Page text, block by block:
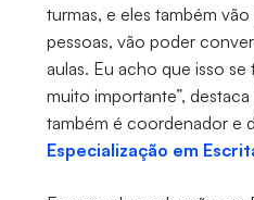
turmas, e eles também
pessoas, vão poder
aulas. Eu acho que isso
muito importante”,
também é coordenador e
Especialização em